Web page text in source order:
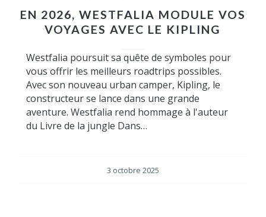
EN 2026, WESTFALIA MODULE VOS
VOYAGES AVEC LE KIPLING
Westfalia poursuit sa quête de symboles pour
vous offrir les meilleurs roadtrips possibles.
Avec son nouveau urban camper, Kipling, le
constructeur se lance dans une grande
aventure. Westfalia rend hommage à l'auteur
du Livre de la jungle Dans…
3 octobre 2025